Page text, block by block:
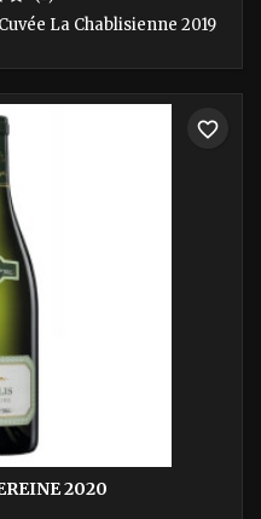
La Chablisienne 2019
2020
favorite_border